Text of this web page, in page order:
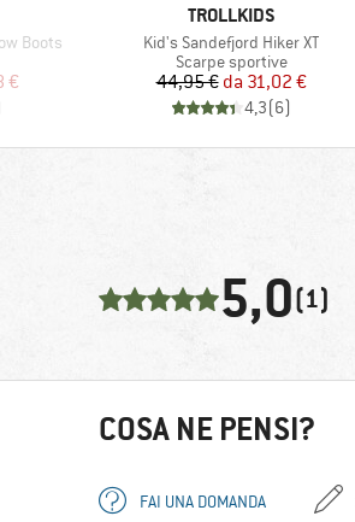
Boots
€
MARCHIO
TROLLKIDS
Articolo
Kid's Sandefjord Hiker XT
Gruppo di prodotti
Scarpe sportive
Prezzo
44,95 € Prezzo ridotto
da 31,02 €
4,3(6)
5,0(1)
COSA NE PENSI?
FAI UNA DOMANDA